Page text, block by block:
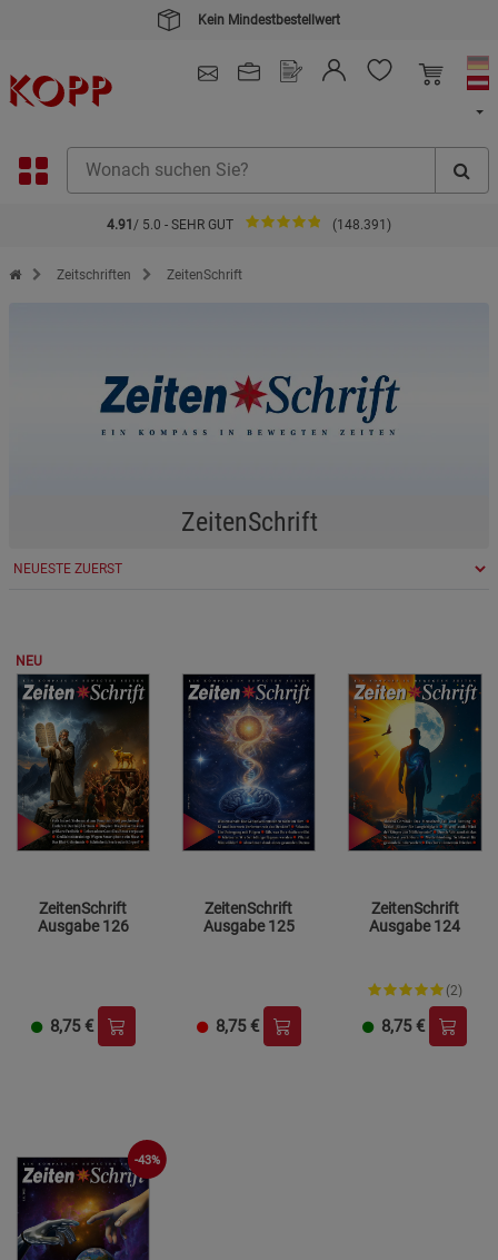
Kein Mindestbestellwert
4.91 / 5.0 - SEHR GUT (148.391)
Zur Startseite des Kopp Verlag Online-Shop
Zeitschriften ZeitenSchrift
ZeitenSchrift
NEU
ZeitenSchrift
Ausgabe 126
8,75 €
ZeitenSchrift
Ausgabe 125
8,75 €
ZeitenSchrift
Ausgabe 124
(2)
8,75 €
-43%